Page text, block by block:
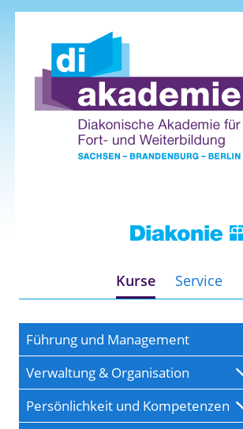
Kurse Service
Führung und Management
Verwaltung & Organisation
Persönlichkeit und Kompetenzen